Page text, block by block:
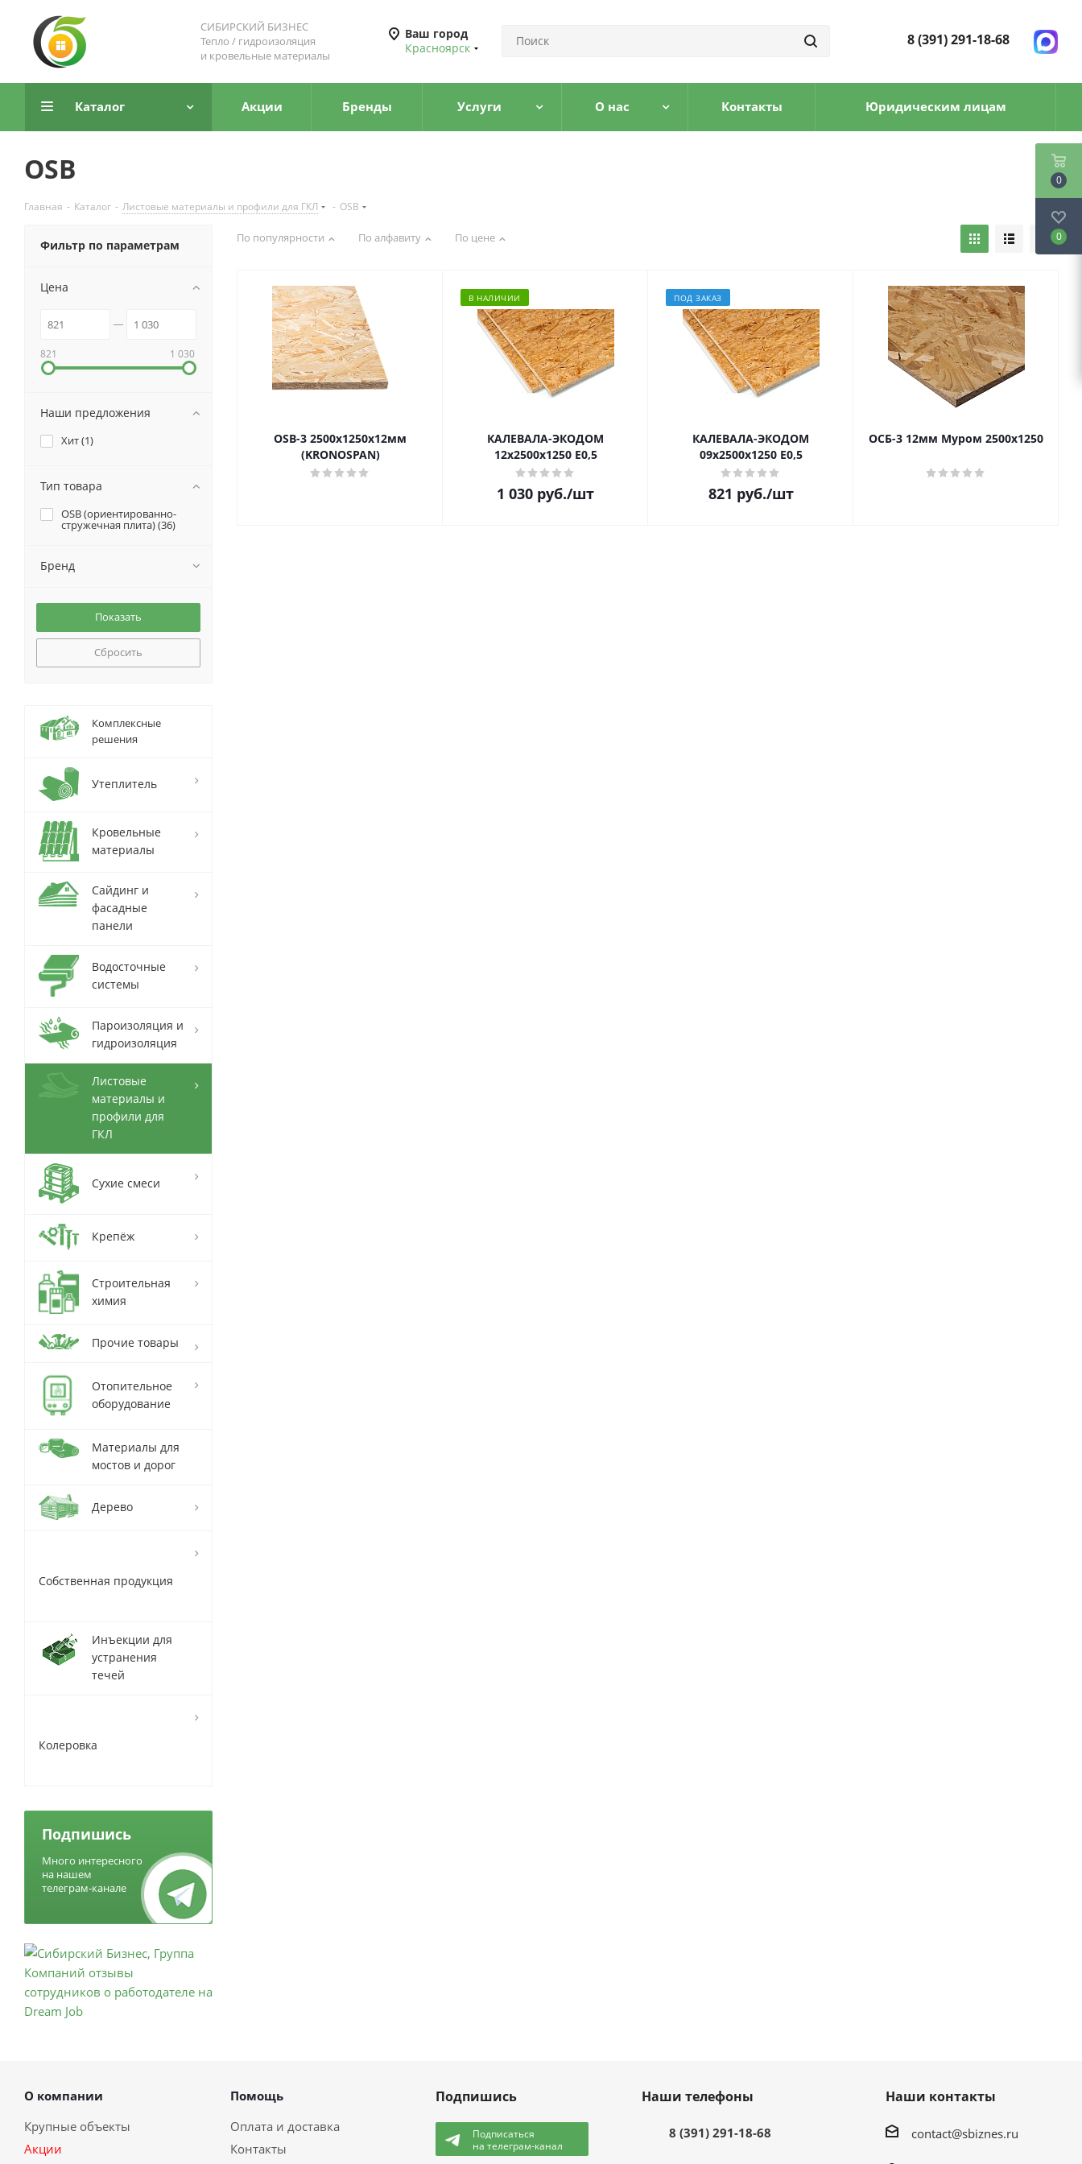
СИБИРСКИЙ БИЗНЕС
Тепло / гидроизоляция
и кровельные материалы
Ваш город
Красноярск
8 (391) 291-18-68
Каталог Акции Бренды Услуги О нас Контакты Юридическим лицам
OSB
Главная - Каталог - Листовые материалы и профили для ГКЛ - OSB
По популярности По алфавиту По цене
OSB-3 2500х1250х12мм
(KRONOSPAN)
В НАЛИЧИИ
КАЛЕВАЛА-ЭКОДОМ
12х2500х1250 E0,5
1 030 руб./шт
ПОД ЗАКАЗ
КАЛЕВАЛА-ЭКОДОМ
09х2500х1250 E0,5
821 руб./шт
ОСБ-3 12мм Муром 2500х1250
Фильтр по параметрам
Цена
821 1 030
Наши предложения
Хит (1)
Тип товара
OSB (ориентированно-
стружечная плита) (36)
Бренд
Сбросить
Комплексные
решения
Утеплитель
Кровельные
материалы
Сайдинг и
фасадные
панели
Водосточные
системы
Пароизоляция и
гидроизоляция
Листовые
материалы и
профили для
ГКЛ
Сухие смеси
Крепёж
Строительная
химия
Прочие товары
Отопительное
оборудование
Материалы для
мостов и дорог
Дерево
Собственная продукция
Инъекции для
устранения
течей
Колеровка
Подпишись
Много интересного
на нашем
телеграм-канале
О компании
Крупные объекты
Акции
Помощь
Оплата и доставка
Контакты
Подпишись
Подписаться
на телеграм-канал
Наши телефоны
8 (391) 291-18-68
Наши контакты
contact@sbiznes.ru
0
0